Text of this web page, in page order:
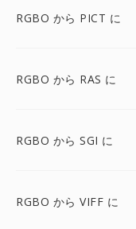
RGBO から PICT に
RGBO から RAS に
RGBO から SGI に
RGBO から VIFF に